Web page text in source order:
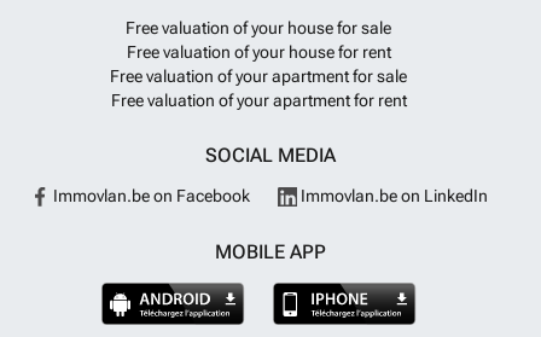
Free valuation of your house for sale
Free valuation of your house for rent
Free valuation of your apartment for sale
Free valuation of your apartment for rent
SOCIAL MEDIA
Immovlan.be on Facebook Immovlan.be on LinkedIn
MOBILE APP